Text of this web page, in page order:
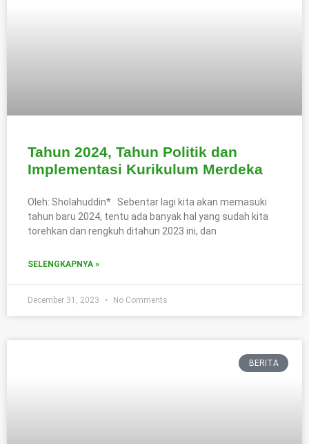
Tahun 2024, Tahun Politik dan
Implementasi Kurikulum Merdeka
Oleh: Sholahuddin* Sebentar lagi kita akan memasuki
tahun baru 2024, tentu ada banyak hal yang sudah kita
torehkan dan rengkuh ditahun 2023 ini, dan
SELENGKAPNYA »
December 31, 2023 No Comments
BERITA